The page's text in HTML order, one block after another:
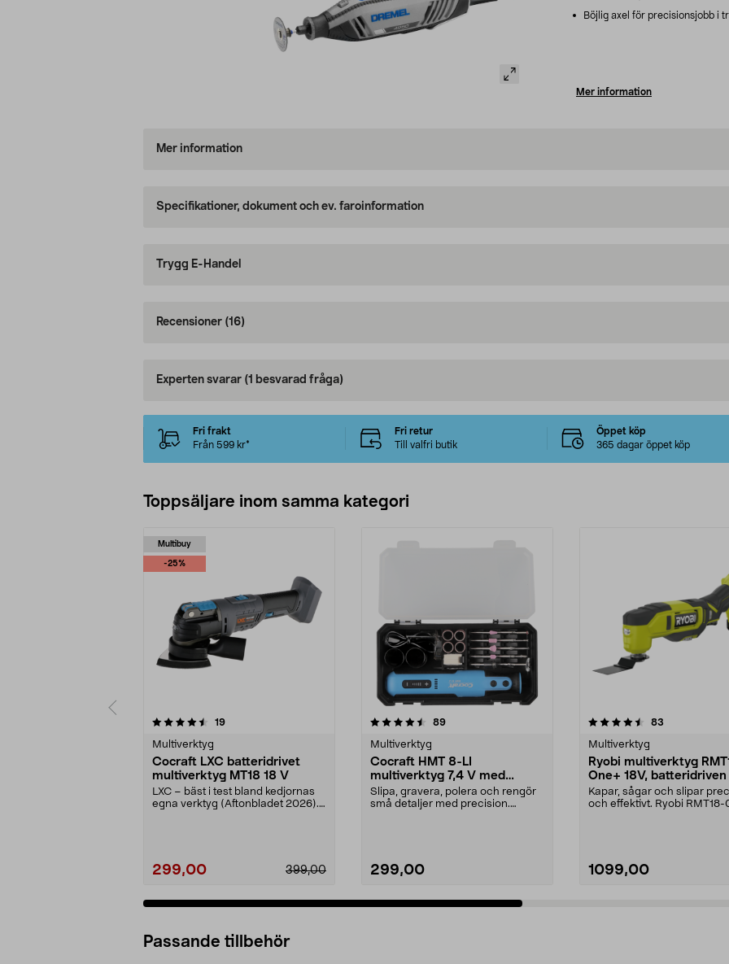
Böjlig axel för precisionsjobb i
Mer information
Mer information
Specifikationer, dokument och ev. faroinformation
Trygg E-Handel
Recensioner (16)
Experten svarar (1 besvarad fråga)
Fri frakt
Från 599 kr*
Fri retur
Till valfri butik
Öppet köp
365 dagar öppet köp
Toppsäljare inom samma kategori
Multibuy
-25%
19recensioner
Multiverktyg
Cocraft LXC batteridrivet
multiverktyg MT18 18 V
LXC – bäst i test bland kedjornas
egna verktyg (Aftonbladet 2026).
299,00 399,00
4.5 av 5 stjärnor 89recensioner
Multiverktyg
Cocraft HMT 8-LI
multiverktyg 7,4 V med
tillbehör
Slipa, gravera, polera och rengör
små detaljer med precision.
299,00
4.5 av 5 stjärnor 83
Multiverktyg
Ryobi multiverktyg
One+ 18V, batteridriven
Kapar, sågar och slipar
och effektivt. Ryobi RMT18-
1099,00
4.5 av 5 stjärnor
Passande tillbehör